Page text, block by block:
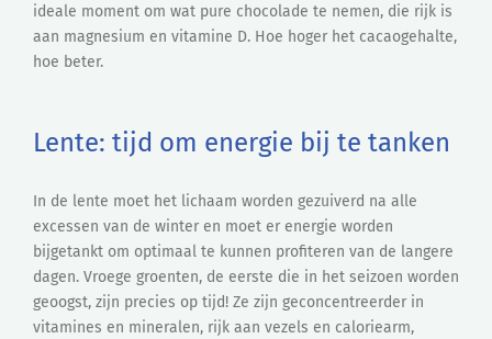
ideale moment om wat pure chocolade te nemen, die rijk is
aan magnesium en vitamine D. Hoe hoger het cacaogehalte,
hoe beter.
Lente: tijd om energie bij te tanken
In de lente moet het lichaam worden gezuiverd na alle
excessen van de winter en moet er energie worden
bijgetankt om optimaal te kunnen profiteren van de langere
dagen. Vroege groenten, de eerste die in het seizoen worden
geoogst, zijn precies op tijd! Ze zijn geconcentreerder in
vitamines en mineralen, rijk aan vezels en caloriearm,